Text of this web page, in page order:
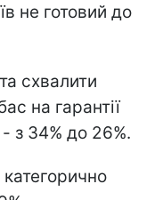
не готовий до
схвалити
на гарантії
з 34% до 26%.